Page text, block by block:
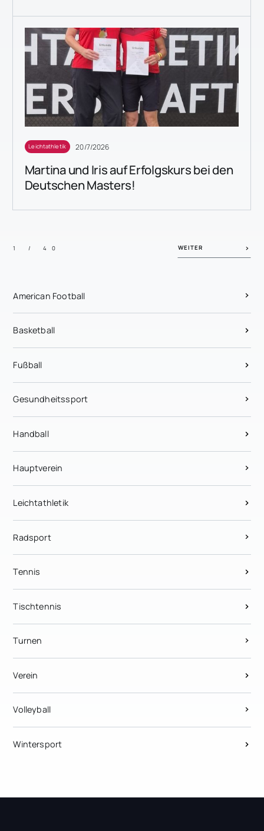
Leichtathletik 20/7/2026
Martina und Iris auf Erfolgskurs bei den
Deutschen Masters!
WEITER
1 / 40
American Football
Basketball
Fußball
Gesundheitssport
Handball
Hauptverein
Leichtathletik
Radsport
Tennis
Tischtennis
Turnen
Verein
Volleyball
Wintersport